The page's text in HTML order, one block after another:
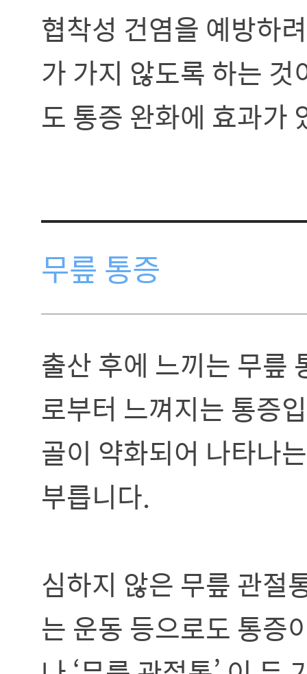
협착성 건염을 예방하
가 가지 않도록 하는
도 통증 완화에 효과가
무릎 통증
출산 후에 느끼는 무릎
로부터 느껴지는 통증
골이 약화되어 나타나
부릅니다.
심하지 않은 무릎 관절
는 운동 등으로도 통증